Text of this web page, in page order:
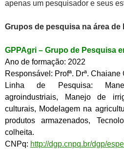
apenas um pesquisador e seus
Grupos de pesquisa na área
GPPAgri – Grupo de Pesquisa
Ano de formação: 2022
Responsável: Profª. Drª.
Linha de Pesquisa:
agroindustriais, Manejo de
culturais, Modelagem na
produtos armazenados,
colheita.
CNPq: http://dgp.cnpq.br/dgp/